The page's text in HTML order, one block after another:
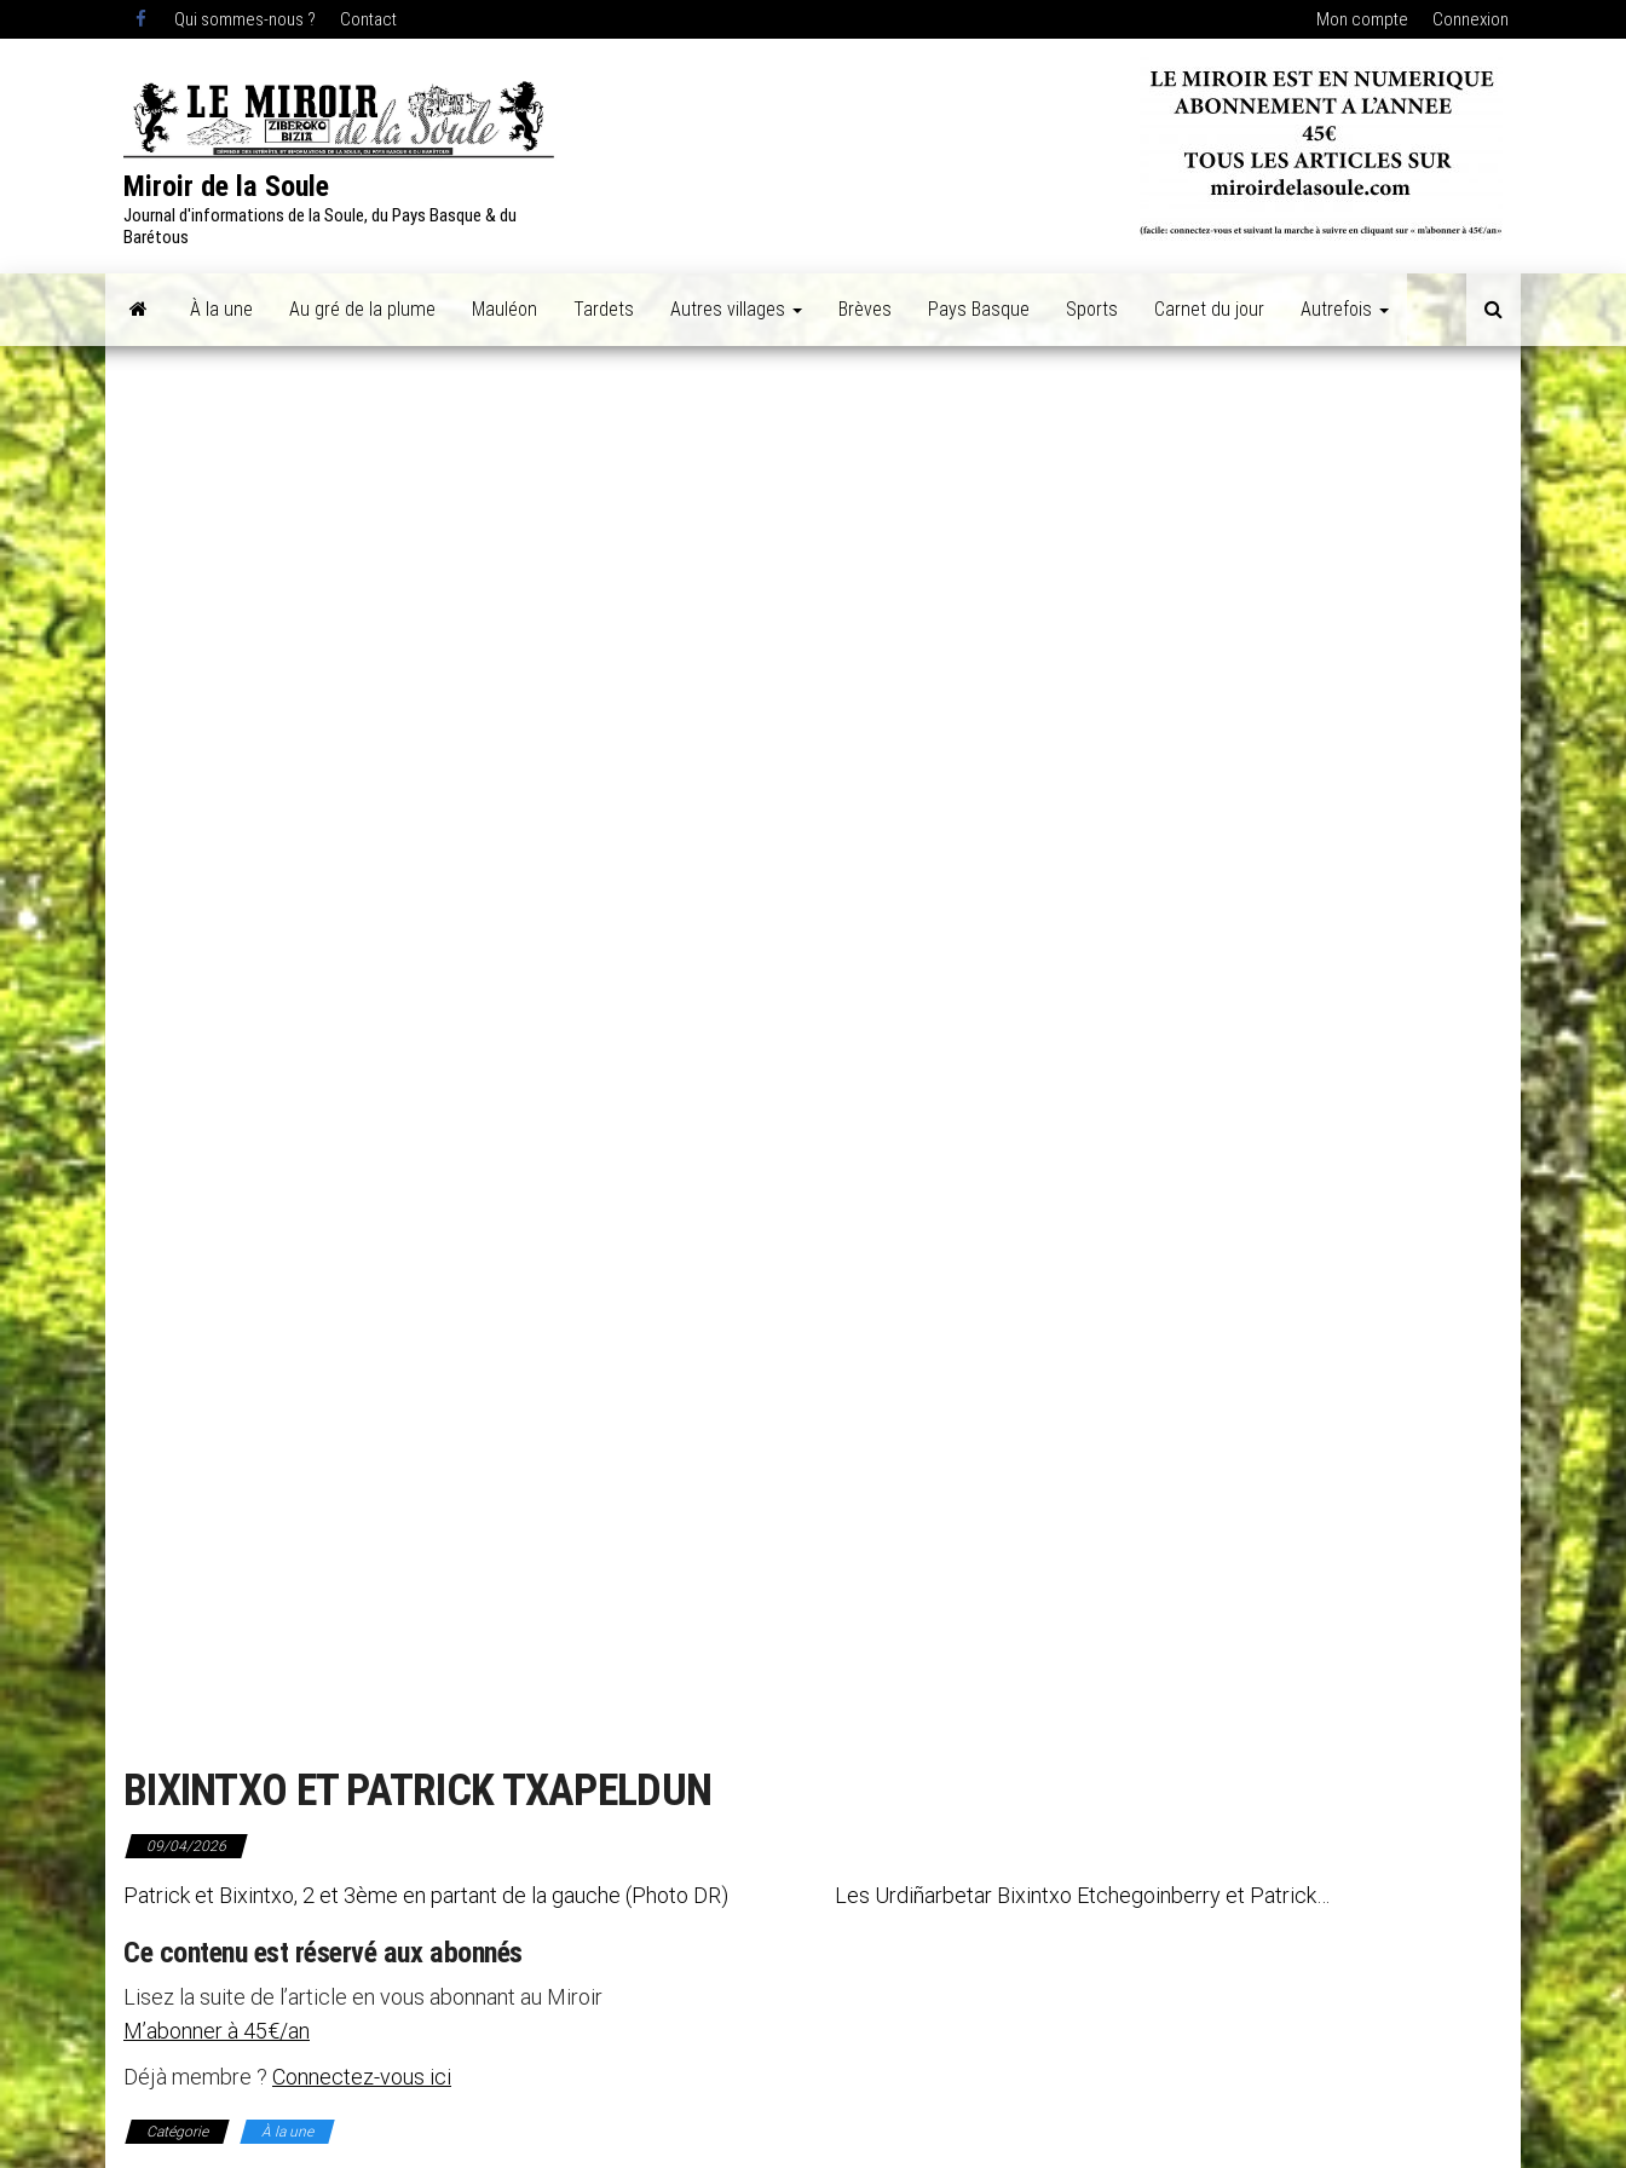
Qui sommes-nous ? Contact Mon compte Connexion
Miroir de la Soule
Journal d'informations de la Soule, du Pays Basque & du
Barétous
À la une Au gré de la plume Mauléon Tardets Autres villages Brèves Pays Basque Sports Carnet du jour Autrefois
BIXINTXO ET PATRICK TXAPELDUN
09/04/2026
Patrick et Bixintxo, 2 et 3ème en partant de la gauche (Photo DR) Les Urdiñarbetar Bixintxo Etchegoinberry et Patrick…
Ce contenu est réservé aux abonnés
Lisez la suite de l’article en vous abonnant au Miroir
M’abonner à 45€/an
Déjà membre ? Connectez-vous ici
Catégorie À la une